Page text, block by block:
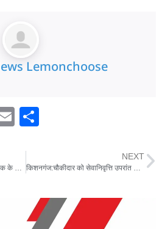
Lemonchoose
E
ai
l e
NEXT